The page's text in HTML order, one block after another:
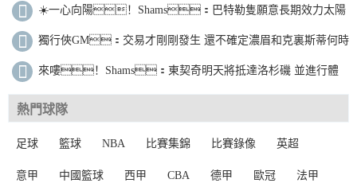
成長顯著知道為何而戰
☀️一心向陽！Shams：巴特勒隻願意長期效力太陽
獨行俠GM：交易才剛剛發生 還不確定濃眉和克裏斯蒂何時
上場比賽
來嘍！Shams：東契奇明天將抵達洛杉磯 並進行體
檢
熱門球隊
足球 籃球 NBA 比賽集錦 比賽錄像 英超
意甲 中國籃球 西甲 CBA 德甲 歐冠 法甲